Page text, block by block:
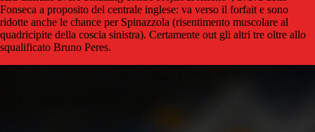
Fonseca a proposito del centrale inglese: va verso il forfait e sono
ridotte anche le chance per Spinazzola (risentimento muscolare al
quadricipite della coscia sinistra). Certamente out gli altri tre oltre allo
squalificato Bruno Peres.